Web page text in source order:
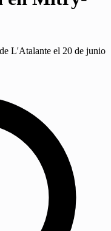
L'Atalante el 20 de junio